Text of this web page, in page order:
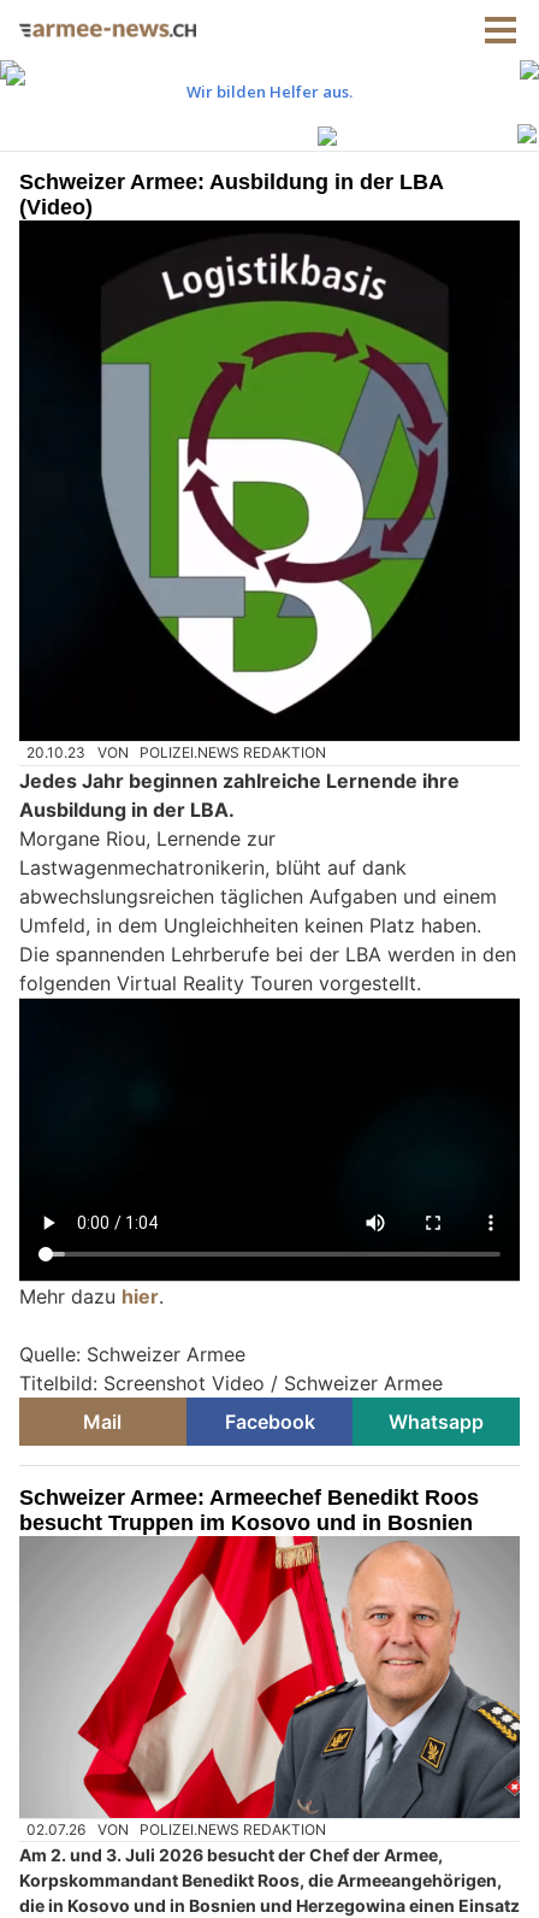
Schweizer Armee: Ausbildung in der LBA
(Video)
20.10.23 VON POLIZEI.NEWS REDAKTION
Jedes Jahr beginnen zahlreiche Lernende ihre
Ausbildung in der LBA.
Morgane Riou, Lernende zur
Lastwagenmechatronikerin, blüht auf dank
abwechslungsreichen täglichen Aufgaben und einem
Umfeld, in dem Ungleichheiten keinen Platz haben.
Die spannenden Lehrberufe bei der LBA werden in den
folgenden Virtual Reality Touren vorgestellt.
Mehr dazu hier.
Quelle: Schweizer Armee
Titelbild: Screenshot Video / Schweizer Armee
Mail
Facebook Whatsapp
Schweizer Armee: Armeechef Benedikt Roos
besucht Truppen im Kosovo und in Bosnien
02.07.26 VON POLIZEI.NEWS REDAKTION
Am 2. und 3. Juli 2026 besucht der Chef der Armee,
Korpskommandant Benedikt Roos, die Armeeangehörigen,
die in Kosovo und in Bosnien und Herzegowina einen Einsatz